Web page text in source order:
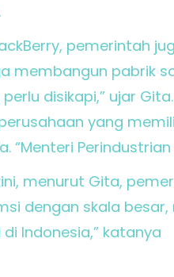
pemerintah
membangun pabrik
perlu disikapi,” ujar
yang
“Menteri
menurut Gita,
dengan skala
Indonesia,” katanya